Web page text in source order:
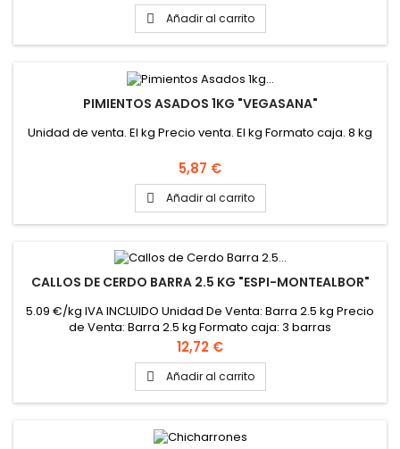
 Añadir al carrito
PIMIENTOS ASADOS 1KG "VEGASANA"
Unidad de venta. El kg Precio venta. El kg Formato caja. 8 kg
Precio
5,87 €
 Añadir al carrito
CALLOS DE CERDO BARRA 2.5 KG "ESPI-MONTEALBOR"
5.09 €/kg IVA INCLUIDO Unidad De Venta: Barra 2.5 kg Precio
de Venta: Barra 2.5 kg Formato caja: 3 barras
Precio
12,72 €
 Añadir al carrito